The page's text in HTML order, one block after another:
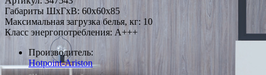
Габариты ШxГxВ: 60x60x85
Максимальная загрузка белья, кг: 10
Класс энергопотребления: A+++
Производитель:
Hotpoint-Ariston